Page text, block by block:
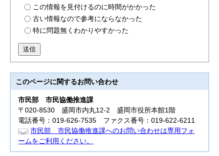
この情報を見付けるのに時間がかかった
古い情報なので参考にならなかった
特に問題無くわかりやすかった
送信
このページに関するお問い合わせ
市民部市民協働推進課
〒020-8530 盛岡市内丸12-2 盛岡市役所本館1階
電話番号：019-626-7535 ファクス番号：019-622-6211
市民部 市民協働推進課へのお問い合わせは専用フォ
ームをご利用ください。